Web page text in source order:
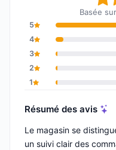
Basée
5
4
3
2
1
Résumé des avis
Le magasin se
un suivi clair des